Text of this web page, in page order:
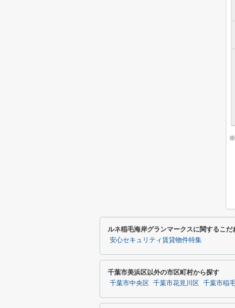
※
ルネ稲毛海岸グランマークスに関するこだ
安心セキュリティ賃貸物件特集
千葉市美浜区以外の市区町村から探す
千葉市中央区 千葉市花見川区 千葉市稲